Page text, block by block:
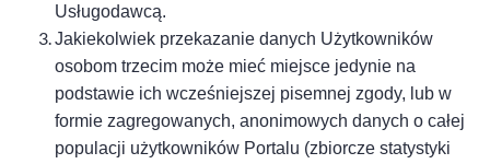
Usługodawcą.
Jakiekolwiek przekazanie danych Użytkowników
osobom trzecim może mieć miejsce jedynie na
podstawie ich wcześniejszej pisemnej zgody, lub w
formie zagregowanych, anonimowych danych o całej
populacji użytkowników Portalu (zbiorcze statystyki